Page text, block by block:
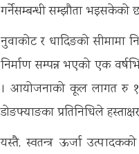
गर्नेसम्बन्धी सम्झौता भइसकेको
नुवाकोट र धादिङको सीमामा
निर्माण सम्पन्न भएको एक
। आयोजनाको कूल लागत रु १४
डोङफ्याङका प्रतिनिधिले
यस्तै, स्वतन्त्र ऊर्जा